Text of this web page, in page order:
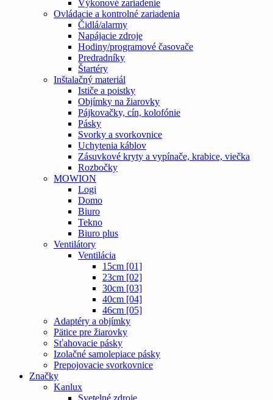
Výkonové zariadenie
Ovládacie a kontrolné zariadenia
Čidlá/alarmy
Napájacie zdroje
Hodiny/programové časovače
Predradníky
Štartéry
Inštalačný materiál
Ističe a poistky
Objímky na žiarovky
Pájkovačky, cín, kolofónie
Pásky
Svorky a svorkovnice
Uchytenia káblov
Zásuvkové kryty a vypínače, krabice, viečka
Rozbočky
MOWION
Logi
Domo
Biuro
Tekno
Biuro plus
Ventilátory
Ventilácia
15cm [01]
23cm [02]
30cm [03]
40cm [04]
46cm [05]
Adaptéry a objímky
Pätice pre žiarovky
Sťahovacie pásky
Izolačné samolepiace pásky
Prepojovacie svorkovnice
Značky
Kanlux
Svetelné zdroje